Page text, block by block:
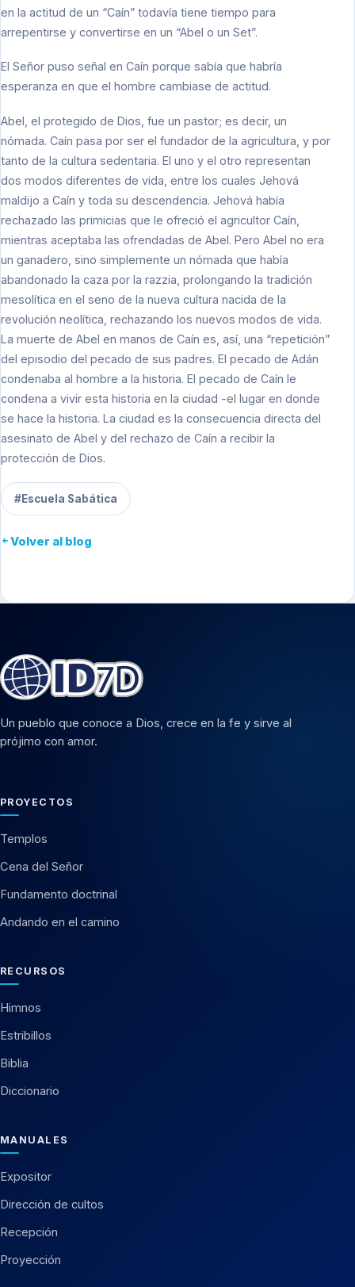
en la actitud de un “Caín” todavía tiene tiempo para
arrepentirse y convertirse en un “Abel o un Set”.
El Señor puso señal en Caín porque sabía que habría
esperanza en que el hombre cambiase de actitud.
Abel, el protegido de Dios, fue un pastor; es decir, un
nómada. Caín pasa por ser el fundador de la agricultura, y por
tanto de la cultura sedentaria. El uno y el otro representan
dos modos diferentes de vida, entre los cuales Jehová
maldijo a Caín y toda su descendencia. Jehová había
rechazado las primicias que le ofreció el agricultor Caín,
mientras aceptaba las ofrendadas de Abel. Pero Abel no era
un ganadero, sino simplemente un nómada que había
abandonado la caza por la razzia, prolongando la tradición
mesolítica en el seno de la nueva cultura nacida de la
revolución neolítica, rechazando los nuevos modos de vida.
La muerte de Abel en manos de Caín es, así, una “repetición”
del episodio del pecado de sus padres. El pecado de Adán
condenaba al hombre a la historia. El pecado de Caín le
condena a vivir esta historia en la ciudad -el lugar en donde
se hace la historia. La ciudad es la consecuencia directa del
asesinato de Abel y del rechazo de Caín a recibir la
protección de Dios.
#Escuela Sabática
Volver al blog
Un pueblo que conoce a Dios, crece en la fe y sirve al
prójimo con amor.
PROYECTOS
Templos
Cena del Señor
Fundamento doctrinal
Andando en el camino
RECURSOS
Himnos
Estribillos
Biblia
Diccionario
MANUALES
Expositor
Dirección de cultos
Recepción
Proyección